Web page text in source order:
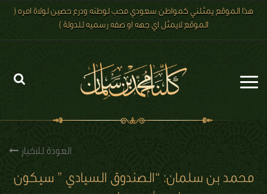
هذا الموقع يمثلني كمواطن سعودي محب لوطنه ودرع حصين لولاة امره (
الموقع لايمثل اي جهه او صفه رسميه للدولة )
رؤية 2030
العودة للاخبار
محمد بن سلمان: “الصندوق السيادي ” سيكون